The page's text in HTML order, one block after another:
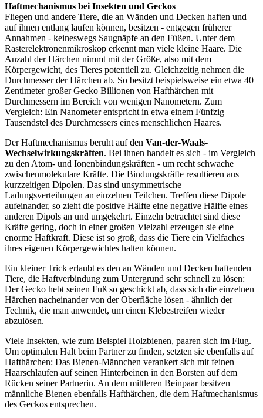
Haftmechanismus bei Insekten und Geckos
Fliegen und andere Tiere, die an Wänden und Decken haften und
auf ihnen entlang laufen können, besitzen - entgegen früherer
Annahmen - keineswegs Saugnäpfe an den Füßen. Unter dem
Rasterelektronenmikroskop erkennt man viele kleine Haare. Die
Anzahl der Härchen nimmt mit der Größe, also mit dem
Körpergewicht, des Tieres potentiell zu. Gleichzeitig nehmen die
Durchmesser der Härchen ab. So besitzt beispielsweise ein etwa 40
Zentimeter großer Gecko Billionen von Hafthärchen mit
Durchmessern im Bereich von wenigen Nanometern. Zum
Vergleich: Ein Nanometer entspricht in etwa einem Fünfzig
Tausendstel des Durchmessers eines menschlichen Haares.
Der Haftmechanismus beruht auf den Van-der-Waals-
Wechselwirkungskräften. Bei ihnen handelt es sich - im Vergleich
zu den Atom- und Ionenbindungskräften - um recht schwache
zwischenmolekulare Kräfte. Die Bindungskräfte resultieren aus
kurzzeitigen Dipolen. Das sind unsymmetrische
Ladungsverteilungen an einzelnen Teilchen. Treffen diese Dipole
aufeinander, so zieht die positive Hälfte eine negative Hälfte eines
anderen Dipols an und umgekehrt. Einzeln betrachtet sind diese
Kräfte gering, doch in einer großen Vielzahl erzeugen sie eine
enorme Haftkraft. Diese ist so groß, dass die Tiere ein Vielfaches
ihres eigenen Körpergewichtes halten können.
Ein kleiner Trick erlaubt es den an Wänden und Decken haftenden
Tiere, die Haftverbindung zum Untergrund sehr schnell zu lösen:
Der Gecko hebt seinen Fuß so geschickt ab, dass sich die einzelnen
Härchen nacheinander von der Oberfläche lösen - ähnlich der
Technik, die man anwendet, um einen Klebestreifen wieder
abzulösen.
Viele Insekten, wie zum Beispiel Holzbienen, paaren sich im Flug.
Um optimalen Halt beim Partner zu finden, setzten sie ebenfalls auf
Hafthärchen: Das Bienen-Männchen verankert sich mit feinen
Haarschlaufen auf seinen Hinterbeinen in den Borsten auf dem
Rücken seiner Partnerin. An dem mittleren Beinpaar besitzen
männliche Bienen ebenfalls Hafthärchen, die dem Haftmechanismus
des Geckos entsprechen.